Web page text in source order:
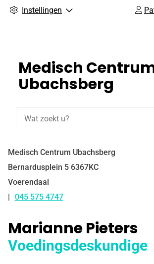
Instellingen
Medisch
Ubachsberg
Medisch Centrum Ubachsberg
Bernardusplein 5 6367KC
Voerendaal
Tel:
045 575 4747
Marianne Pieters
Voedingsdeskundige